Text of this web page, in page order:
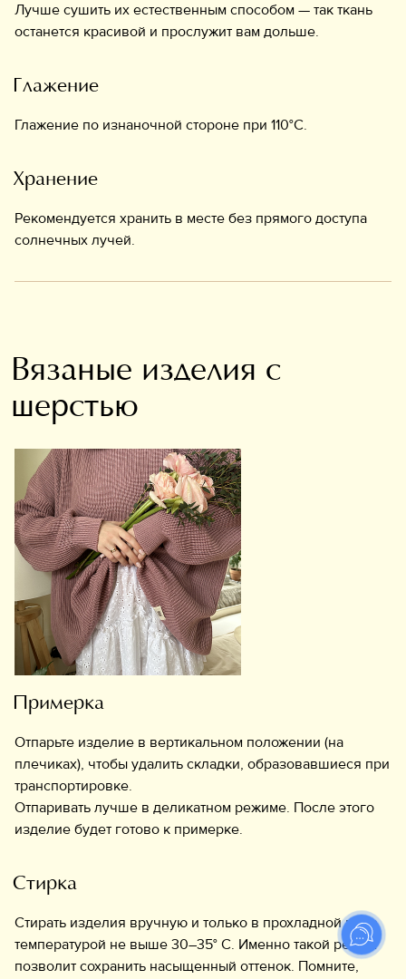
Лучше сушить их естественным способом — так ткань
останется красивой и прослужит вам дольше.
Глажение
Глажение по изнаночной стороне при 110°C.
Хранение
Рекомендуется хранить в месте без прямого доступа
солнечных лучей.
Вязаные изделия с
шерстью
Примерка
Отпарьте изделие в вертикальном положении (на
плечиках), чтобы удалить складки, образовавшиеся при
транспортировке.
Отпаривать лучше в деликатном режиме. После этого
изделие будет готово к примерке.
Стирка
Стирать изделия вручную и только в прохладной воде
температурой не выше 30–35° C. Именно такой режим
позволит сохранить насыщенный оттенок. Помните,